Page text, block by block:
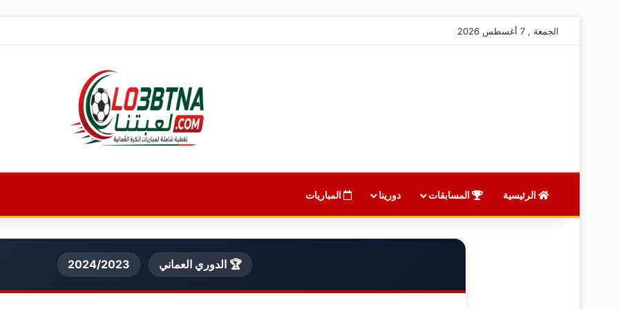
الجمعة , 7 أغسطس 2026
الرئيسية المسابقات دورينا المباريات
🏆 الدوري العماني 2024/2023